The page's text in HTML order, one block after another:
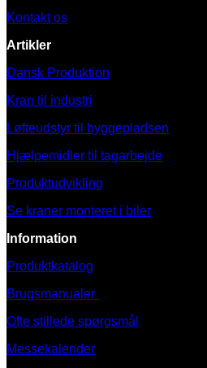
Kontakt os
Artikler
Dansk Produktion
Kran til industri
Løfteudstyr til byggepladsen
Hjælpemidler til tagarbejde
Produktudvikling
Se kraner monteret i biler
Information
Produktkatalog
Brugsmanualer
Ofte stillede spørgsmål
Messekalender